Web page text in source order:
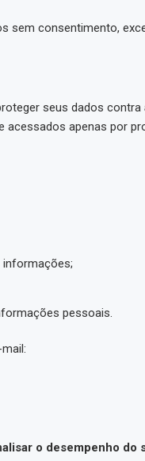
sem consentimento,
seus dados contra
acessados apenas por
informações;
pessoais.
o desempenho do